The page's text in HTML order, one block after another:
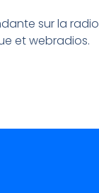
sur la radio
et webradios.